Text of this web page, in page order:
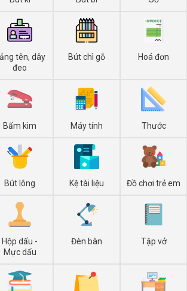
tên, dây
đeo
Bút chì gỗ Hoá đơn
Bấm kim Máy tính Thước
Bút lông Kệ tài liệu Đồ chơi trẻ em
Hộp dấu -
Mực dấu
Đèn bàn Tập vở